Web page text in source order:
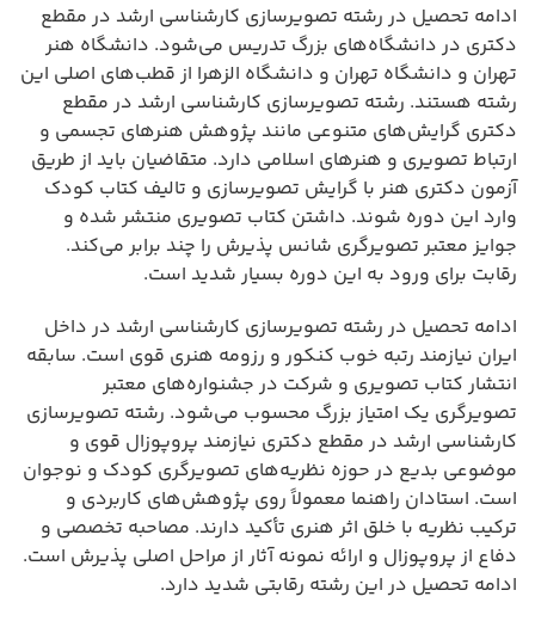
ادامه تحصیل در رشته تصویرسازی کارشناسی ارشد در مقطع
دکتری در دانشگاه‌های بزرگ تدریس می‌شود. دانشگاه هنر
تهران و دانشگاه تهران و دانشگاه الزهرا از قطب‌های اصلی این
رشته هستند. رشته تصویرسازی کارشناسی ارشد در مقطع
دکتری گرایش‌های متنوعی مانند پژوهش هنرهای تجسمی و
ارتباط تصویری و هنرهای اسلامی دارد. متقاضیان باید از طریق
آزمون دکتری هنر با گرایش تصویرسازی و تالیف کتاب کودک
وارد این دوره شوند. داشتن کتاب تصویری منتشر شده و
جوایز معتبر تصویرگری شانس پذیرش را چند برابر می‌کند.
رقابت برای ورود به این دوره بسیار شدید است.
ادامه تحصیل در رشته تصویرسازی کارشناسی ارشد در داخل
ایران نیازمند رتبه خوب کنکور و رزومه هنری قوی است. سابقه
انتشار کتاب تصویری و شرکت در جشنواره‌های معتبر
تصویرگری یک امتیاز بزرگ محسوب می‌شود. رشته تصویرسازی
کارشناسی ارشد در مقطع دکتری نیازمند پروپوزال قوی و
موضوعی بدیع در حوزه نظریه‌های تصویرگری کودک و نوجوان
است. استادان راهنما معمولاً روی پژوهش‌های کاربردی و
ترکیب نظریه با خلق اثر هنری تأکید دارند. مصاحبه تخصصی و
دفاع از پروپوزال و ارائه نمونه آثار از مراحل اصلی پذیرش است.
ادامه تحصیل در این رشته رقابتی شدید دارد.